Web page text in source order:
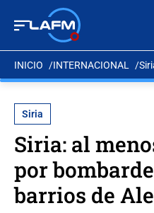
INICIO INTERNACIONAL
Siria
Siria: al
por
barrios de